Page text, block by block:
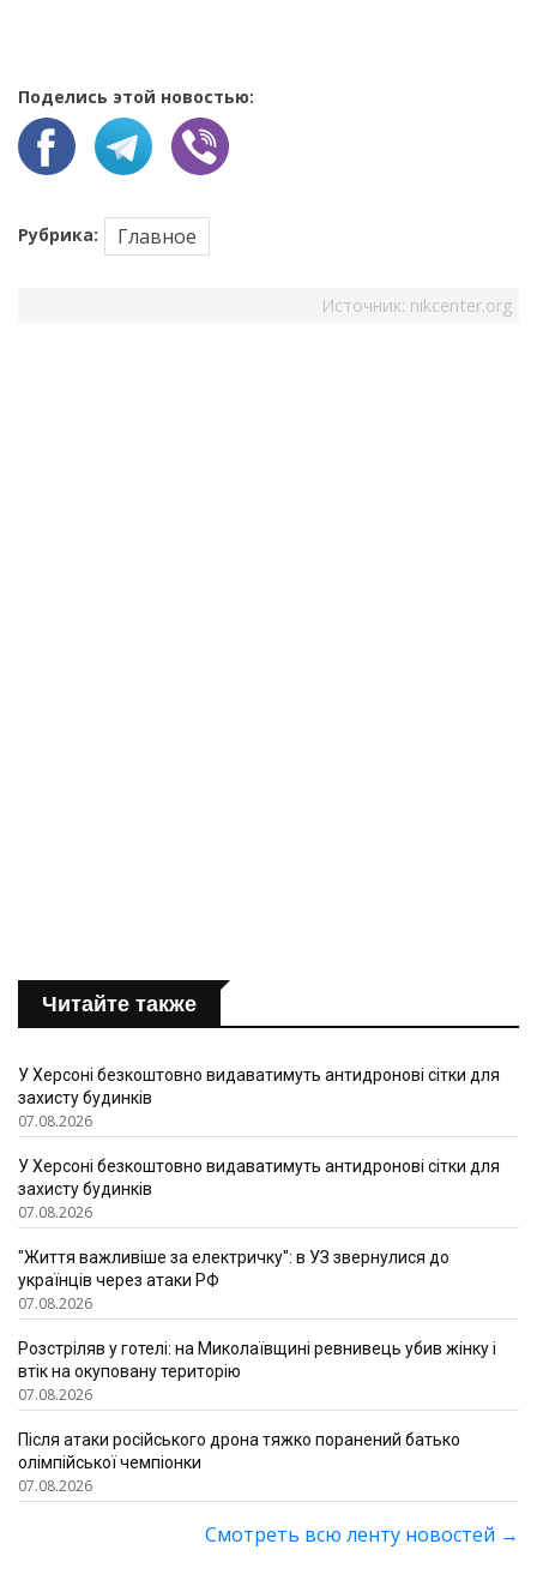
Поделись этой новостью:
Рубрика: Главное
Источник: nikcenter.org
Читайте также
У Херсоні безкоштовно видаватимуть антидронові сітки для
захисту будинків
07.08.2026
У Херсоні безкоштовно видаватимуть антидронові сітки для
захисту будинків
07.08.2026
"Життя важливіше за електричку": в УЗ звернулися до
українців через атаки РФ
07.08.2026
Розстріляв у готелі: на Миколаївщині ревнивець убив жінку і
втік на окуповану територію
07.08.2026
Після атаки російського дрона тяжко поранений батько
олімпійської чемпіонки
07.08.2026
Смотреть всю ленту новостей →